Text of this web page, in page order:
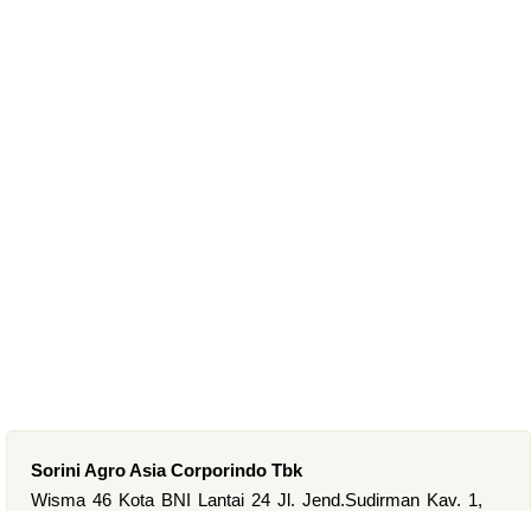
Sorini Agro Asia Corporindo Tbk
Wisma 46 Kota BNI Lantai 24 Jl. Jend.Sudirman Kav. 1,